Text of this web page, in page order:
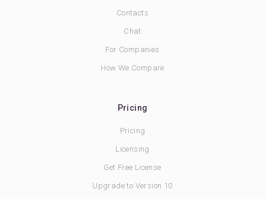
Contacts
Chat
For Companies
How We Compare
Pricing
Pricing
Licensing
Get Free License
Upgrade to Version 10